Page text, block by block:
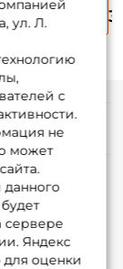
см. 3-15 гр.
₽ 3
ул. Л.
с
не
может
сервере
Яндекс
для оценки